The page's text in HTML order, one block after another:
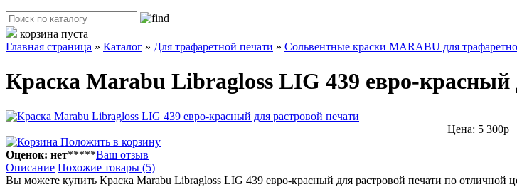
корзина пуста
Главная страница » Каталог » Для трафаретной печати » Сольвентные краски MARABU для
Краска Маrabu Libragloss LIG 439 евро-красный
Цена: 5 300р
Положить в корзину
Оценок: нет*****Ваш отзыв
Описание Похожие товары (5)
Вы можете купить Краска Маrabu Libragloss LIG 439 евро-красный для растровой печати по отличной